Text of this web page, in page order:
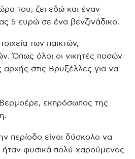
του, ζει εδώ και έναν
5 ευρώ σε ένα βενζινάδικο.
των παικτών,
Όπως όλοι οι νικητές ποσών
στις Βρυξέλλες για να
εκπρόσωπος της
περίοδο είναι δύσκολο να
φυσικά πολύ χαρούμενος